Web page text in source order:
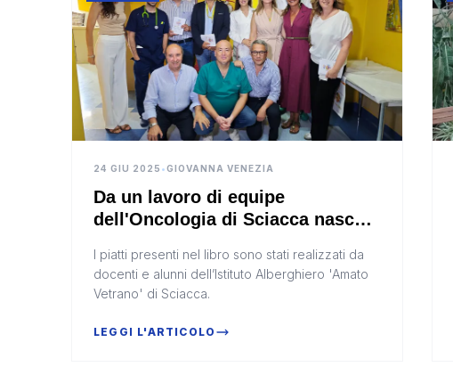
24 GIU 2025 •GIOVANNA VENEZIA
Da un lavoro di equipe
dell'Oncologia di Sciacca nasce
(Video)
I piatti presenti nel libro sono stati realizzati da
docenti e alunni dell’Istituto Alberghiero 'Amato
Vetrano' di Sciacca.
LEGGI L'ARTICOLO